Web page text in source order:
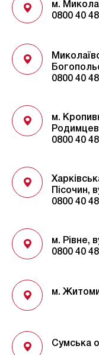
м.
0800 40
0800 40
м.
0800 40
Пісочин,
0800 40
м. Рівне,
0800 40
м.
Сумська